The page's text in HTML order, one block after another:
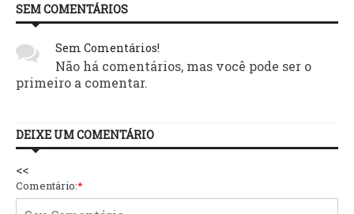
SEM COMENTÁRIOS
Sem Comentários!
Não há comentários, mas você pode ser o
primeiro a comentar.
DEIXE UM COMENTÁRIO
<<
Comentário:*